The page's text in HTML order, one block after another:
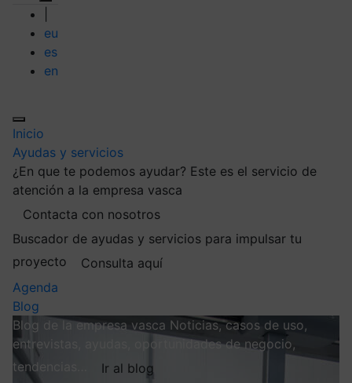
eu
es
en
Inicio
Ayudas y servicios
¿En que te podemos ayudar? Este es el servicio de
atención a la empresa vasca
Contacta con nosotros
Buscador de ayudas y servicios para impulsar tu
proyecto
Consulta aquí
Agenda
Blog
Blog de la empresa vasca Noticias, casos de uso,
entrevistas, ayudas, oportunidades de negocio,
tendencias…
Ir al blog